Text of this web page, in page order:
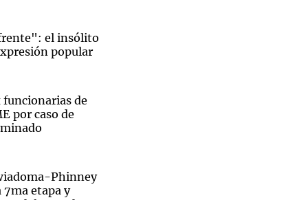
el insólito
popular
funcionarias de
por caso de
Phinney
7ma etapa y